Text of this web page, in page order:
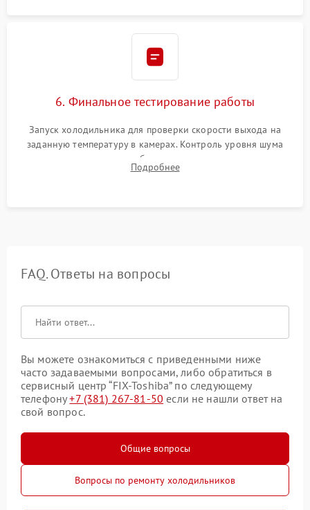
6. Финальное тестирование работы
Запуск холодильника для проверки скорости выхода на
заданную температуру в камерах. Контроль уровня шума
компрессора, отсутствия обмерзания стенок и корректного
срабатывания системы автоматической оттайки.
Подробнее
FAQ. Ответы на вопросы
Вы можете ознакомиться с приведенными ниже
часто задаваемыми вопросами, либо обратиться в
сервисный центр “FIX-Toshiba” по следующему
телефону+7 (381) 267-81-50 если не нашли ответ на
свой вопрос.
Общие вопросы
Вопросы по ремонту холодильников